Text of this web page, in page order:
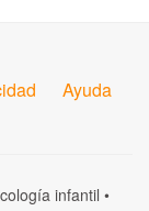
Ayuda
infantil •